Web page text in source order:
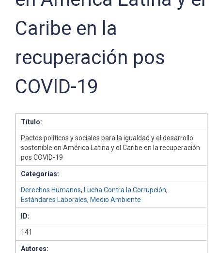
Caribe en la
recuperación pos
COVID-19
Título:
Pactos políticos y sociales para la igualdad y el desarrollo
sostenible en América Latina y el Caribe en la recuperación
pos COVID-19
Categorías:
Derechos Humanos, Lucha Contra la Corrupción,
Estándares Laborales, Medio Ambiente
ID:
141
Autores: